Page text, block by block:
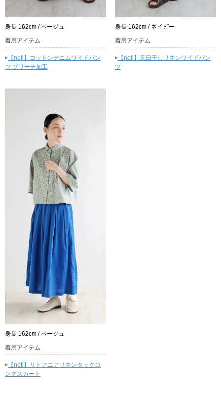
身長 162cm / ベージュ
着用アイテム
▸ 【nofl】コットンデニムワイドパン
ツ ブリーチ加工
身長 162cm / ネイビー
着用アイテム
▸【nofl】天日干しリネンワイドパン
ツ
身長 162cm / ベージュ
着用アイテム
▸ 【nofl】リトアニアリネンタックロ
ングスカート